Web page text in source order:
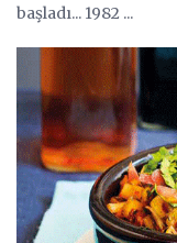
başladı... 1982 ...